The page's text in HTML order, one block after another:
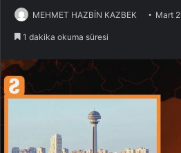
MEHMET HAZBİN KAZBEK Mart
1 dakika okuma süresi